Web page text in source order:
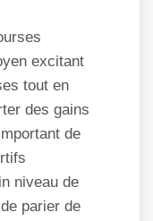
excitant
tout en
des gains
de
niveau de
parier de